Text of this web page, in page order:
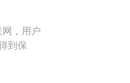
，用户
到保